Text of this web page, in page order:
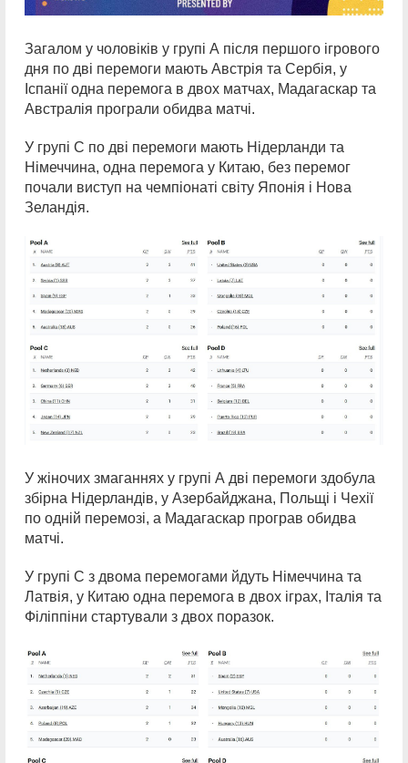
Загалом у чоловіків у групі А після першого ігрового
дня по дві перемоги мають Австрія та Сербія, у
Іспанії одна перемога в двох матчах, Мадагаскар та
Австралія програли обидва матчі.
У групі С по дві перемоги мають Нідерланди та
Німеччина, одна перемога у Китаю, без перемог
почали виступ на чемпіонаті світу Японія і Нова
Зеландія.
У жіночих змаганнях у групі А дві перемоги здобула
збірна Нідерландів, у Азербайджана, Польщі і Чехії
по одній перемозі, а Мадагаскар програв обидва
матчі.
У групі С з двома перемогами йдуть Німеччина та
Латвія, у Китаю одна перемога в двох іграх, Італія та
Філіппіни стартували з двох поразок.